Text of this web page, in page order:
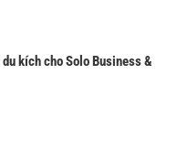
kích cho Solo Business &